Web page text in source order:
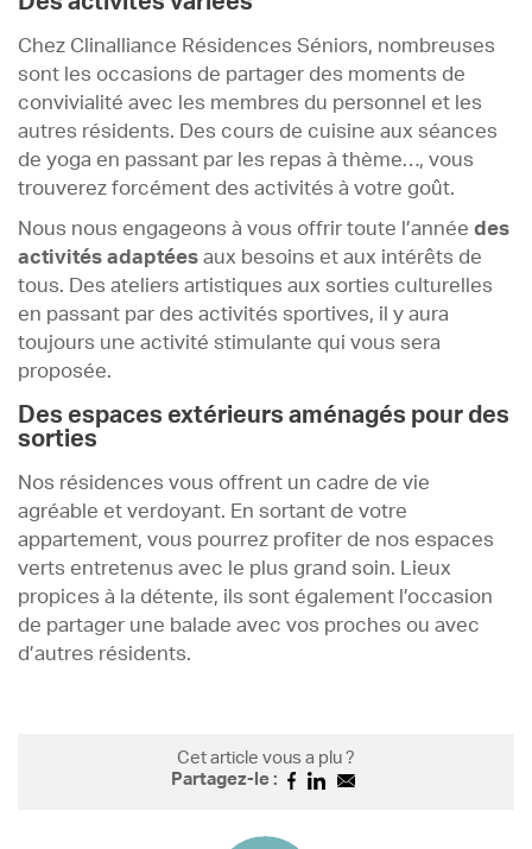
Chez Clinalliance Résidences Séniors, nombreuses
sont les occasions de partager des moments de
convivialité avec les membres du personnel et les
autres résidents. Des cours de cuisine aux séances
de yoga en passant par les repas à thème…, vous
trouverez forcément des activités à votre goût.
Nous nous engageons à vous offrir toute l’année des
activités adaptées aux besoins et aux intérêts de
tous. Des ateliers artistiques aux sorties culturelles
en passant par des activités sportives, il y aura
toujours une activité stimulante qui vous sera
proposée.
Des espaces extérieurs aménagés pour des
sorties
Nos résidences vous offrent un cadre de vie
agréable et verdoyant. En sortant de votre
appartement, vous pourrez profiter de nos espaces
verts entretenus avec le plus grand soin. Lieux
propices à la détente, ils sont également l’occasion
de partager une balade avec vos proches ou avec
d’autres résidents.
Cet article vous a plu ?
Partagez-le :